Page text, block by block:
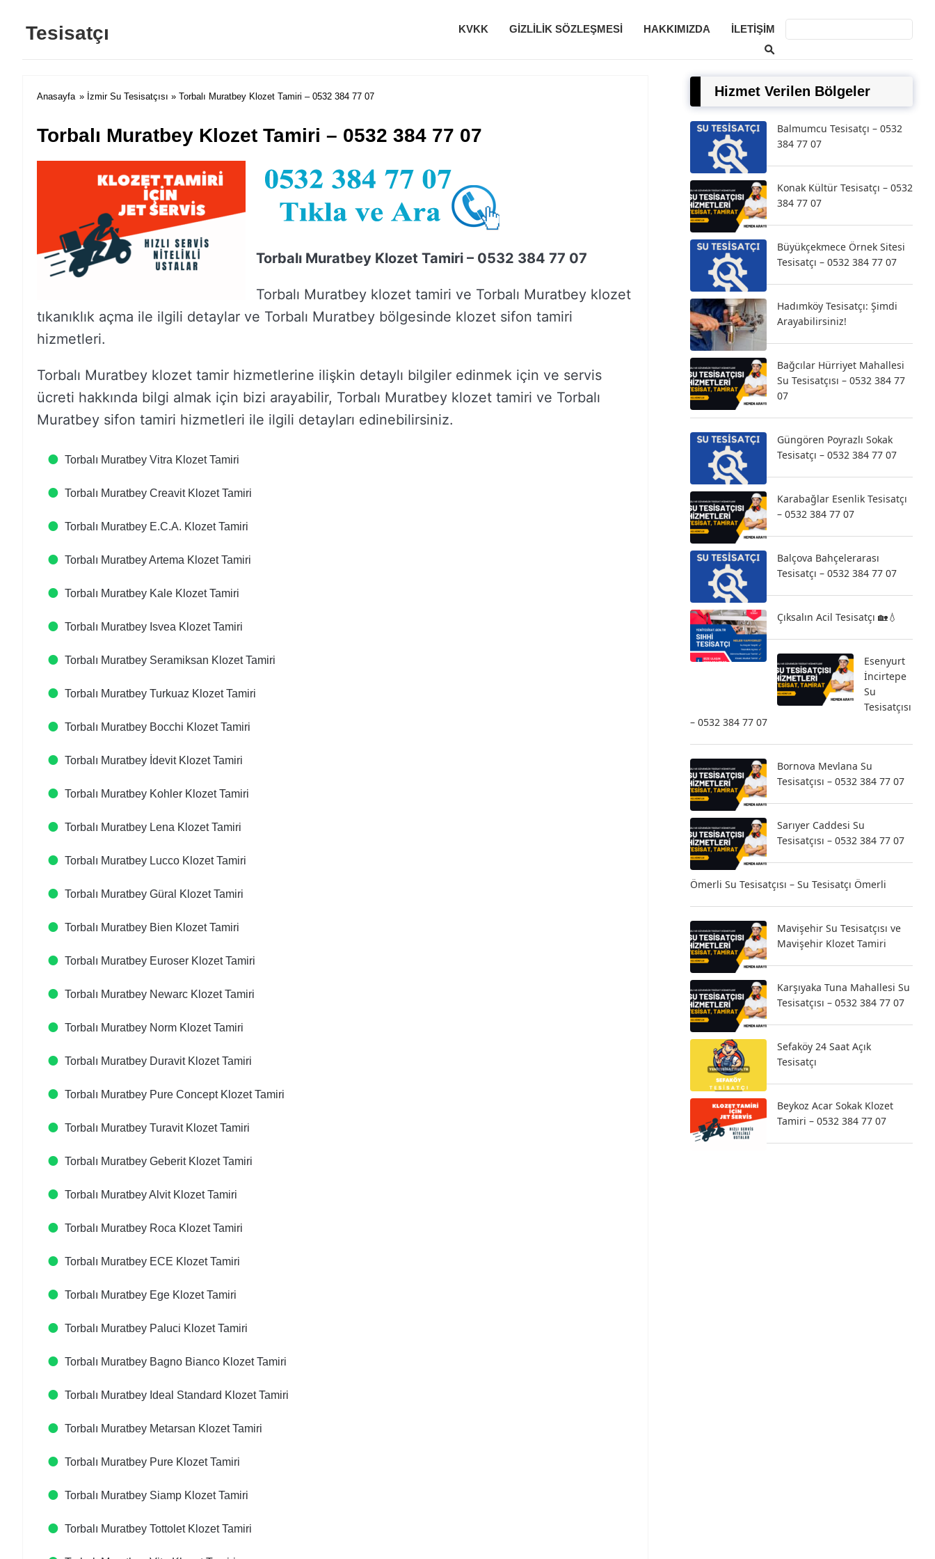
Tesisatçı KVKK GIZLILIK SÖZLEŞMESI HAKKIMIZDA İLETIŞIM
Anasayfa » İzmir Su Tesisatçısı » Torbalı Muratbey Klozet Tamiri – 0532 384 77 07
Torbalı Muratbey Klozet Tamiri – 0532 384 77 07
Torbalı Muratbey Klozet Tamiri – 0532 384 77 07
Torbalı Muratbey klozet tamiri ve Torbalı Muratbey klozet
tıkanıklık açma ile ilgili detaylar ve Torbalı Muratbey bölgesinde klozet sifon tamiri
hizmetleri.
Torbalı Muratbey klozet tamir hizmetlerine ilişkin detaylı bilgiler edinmek için ve servis
ücreti hakkında bilgi almak için bizi arayabilir, Torbalı Muratbey klozet tamiri ve Torbalı
Muratbey sifon tamiri hizmetleri ile ilgili detayları edinebilirsiniz.
Torbalı Muratbey Vitra Klozet Tamiri
Torbalı Muratbey Creavit Klozet Tamiri
Torbalı Muratbey E.C.A. Klozet Tamiri
Torbalı Muratbey Artema Klozet Tamiri
Torbalı Muratbey Kale Klozet Tamiri
Torbalı Muratbey Isvea Klozet Tamiri
Torbalı Muratbey Seramiksan Klozet Tamiri
Torbalı Muratbey Turkuaz Klozet Tamiri
Torbalı Muratbey Bocchi Klozet Tamiri
Torbalı Muratbey İdevit Klozet Tamiri
Torbalı Muratbey Kohler Klozet Tamiri
Torbalı Muratbey Lena Klozet Tamiri
Torbalı Muratbey Lucco Klozet Tamiri
Torbalı Muratbey Güral Klozet Tamiri
Torbalı Muratbey Bien Klozet Tamiri
Torbalı Muratbey Euroser Klozet Tamiri
Torbalı Muratbey Newarc Klozet Tamiri
Torbalı Muratbey Norm Klozet Tamiri
Torbalı Muratbey Duravit Klozet Tamiri
Torbalı Muratbey Pure Concept Klozet Tamiri
Torbalı Muratbey Turavit Klozet Tamiri
Torbalı Muratbey Geberit Klozet Tamiri
Torbalı Muratbey Alvit Klozet Tamiri
Torbalı Muratbey Roca Klozet Tamiri
Torbalı Muratbey ECE Klozet Tamiri
Torbalı Muratbey Ege Klozet Tamiri
Torbalı Muratbey Paluci Klozet Tamiri
Torbalı Muratbey Bagno Bianco Klozet Tamiri
Torbalı Muratbey Ideal Standard Klozet Tamiri
Torbalı Muratbey Metarsan Klozet Tamiri
Torbalı Muratbey Pure Klozet Tamiri
Torbalı Muratbey Siamp Klozet Tamiri
Torbalı Muratbey Tottolet Klozet Tamiri
Hizmet Verilen Bölgeler
Balmumcu Tesisatçı – 0532
384 77 07
Konak Kültür Tesisatçı – 0532
384 77 07
Büyükçekmece Örnek Sitesi
Tesisatçı – 0532 384 77 07
Hadımköy Tesisatçı: Şimdi
Arayabilirsiniz!
Bağcılar Hürriyet Mahallesi
Su Tesisatçısı – 0532 384 77
07
Güngören Poyrazlı Sokak
Tesisatçı – 0532 384 77 07
Karabağlar Esenlik Tesisatçı
– 0532 384 77 07
Balçova Bahçelerarası
Tesisatçı – 0532 384 77 07
Çıksalın Acil Tesisatçı 🏡💧
Esenyurt
İncirtepe
Su
Tesisatçısı
– 0532 384 77 07
Bornova Mevlana Su
Tesisatçısı – 0532 384 77 07
Sarıyer Caddesi Su
Tesisatçısı – 0532 384 77 07
Ömerli Su Tesisatçısı – Su Tesisatçı Ömerli
Mavişehir Su Tesisatçısı ve
Mavişehir Klozet Tamiri
Karşıyaka Tuna Mahallesi Su
Tesisatçısı – 0532 384 77 07
Sefaköy 24 Saat Açık
Tesisatçı
Beykoz Acar Sokak Klozet
Tamiri – 0532 384 77 07